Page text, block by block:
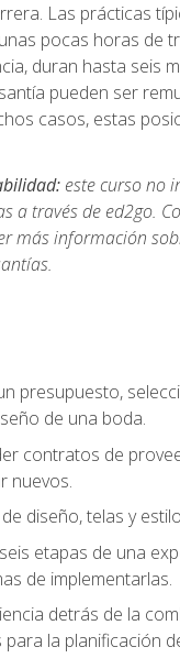
Las prácticas
pocas horas de
duran hasta seis
pueden ser
casos, estas
este curso no
a través de ed2go.
más información
presupuesto,
de una boda.
contratos de
nuevos.
diseño, telas y
etapas de una
de implementarlas.
detrás de la
para la planificación